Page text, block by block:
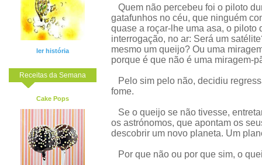
ler história
Receitas da Semana
Cake Pops
Quem não percebeu foi o piloto
gatafunhos no céu, que ninguém
quase a roçar-lhe uma asa, o
interrogação, no ar: Será um
mesmo um queijo? Ou uma
porque é que não é uma miragem-
Pelo sim pelo não, decidiu
fome.
Se o queijo se não tivesse,
os astrónomos, que apontam os
descobrir um novo planeta. Um
Por que não ou por que sim, o